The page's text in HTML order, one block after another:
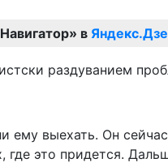
в
раздуванием
ему выехать. Он
где это придется.